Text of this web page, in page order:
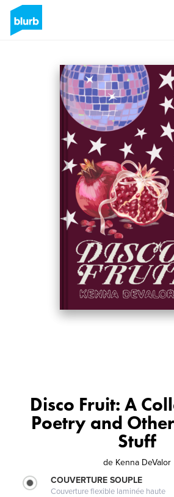
Disco Fruit: A
Poetry and
Stuff
de Kenna DeValor
COUVERTURE SOUPLE
Couverture flexible laminée haute